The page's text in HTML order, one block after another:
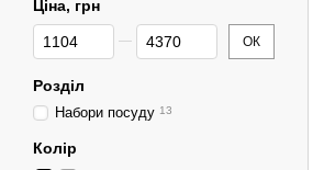
Ціна, грн
Від Ціна, грн
До Ціна, грн ОК
Розділ
Набори посуду 13
Колір